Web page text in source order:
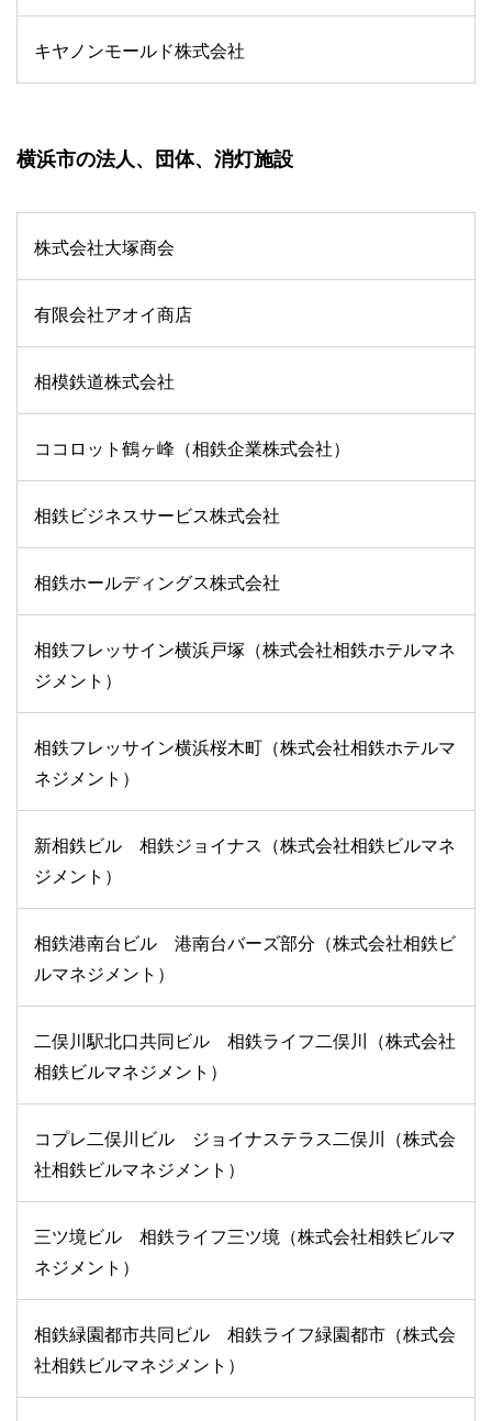
キヤノンモールド株式会社
横浜市の法人、団体、消灯施設
株式会社大塚商会
有限会社アオイ商店
相模鉄道株式会社
ココロット鶴ヶ峰（相鉄企業株式会社）
相鉄ビジネスサービス株式会社
相鉄ホールディングス株式会社
相鉄フレッサイン横浜戸塚（株式会社相鉄ホテルマネ
ジメント）
相鉄フレッサイン横浜桜木町（株式会社相鉄ホテルマ
ネジメント）
新相鉄ビル 相鉄ジョイナス（株式会社相鉄ビルマネ
ジメント）
相鉄港南台ビル 港南台バーズ部分（株式会社相鉄ビ
ルマネジメント）
二俣川駅北口共同ビル 相鉄ライフ二俣川（株式会社
相鉄ビルマネジメント）
コプレ二俣川ビル ジョイナステラス二俣川（株式会
社相鉄ビルマネジメント）
三ツ境ビル 相鉄ライフ三ツ境（株式会社相鉄ビルマ
ネジメント）
相鉄緑園都市共同ビル 相鉄ライフ緑園都市（株式会
社相鉄ビルマネジメント）